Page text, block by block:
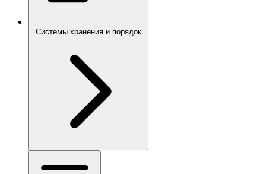
Системы хранения и порядок